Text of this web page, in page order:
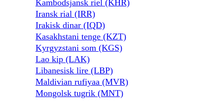
Kambodsjansk riel (KHR)
Iransk rial (IRR)
Irakisk dinar (IQD)
Kasakhstani tenge (KZT)
Kyrgyzstani som (KGS)
Lao kip (LAK)
Libanesisk lire (LBP)
Maldivian rufiyaa (MVR)
Mongolsk tugrik (MNT)